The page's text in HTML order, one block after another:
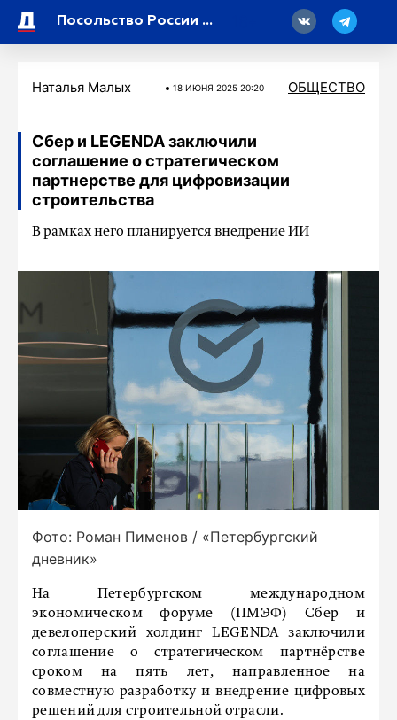
Посольство России в Израиле может переехать из-за эскалации конфликта
Наталья Малых 18 ИЮНЯ 2025 20:20 ОБЩЕСТВО
Сбер и LEGENDA заключили
соглашение о стратегическом
партнерстве для цифровизации
строительства
В рамках него планируется внедрение ИИ
Фото: Роман Пименов / «Петербургский
дневник»
На Петербургском международном
экономическом форуме (ПМЭФ) Сбер и
девелоперский холдинг LEGENDA заключили
соглашение о стратегическом партнёрстве
сроком на пять лет, направленное на
совместную разработку и внедрение цифровых
решений для строительной отрасли.